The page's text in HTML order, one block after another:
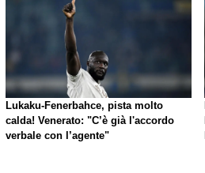
Lukaku-Fenerbahce, pista molto
calda! Venerato: "C’è già l'accordo
verbale con l’agente"